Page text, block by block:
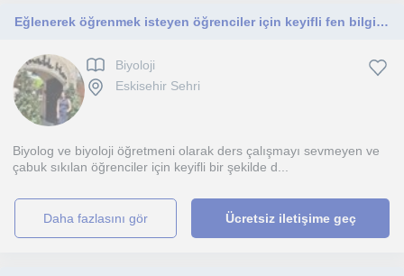
Eğlenerek öğrenmek isteyen öğrenciler için keyifli fen bilgisi ve biyoloji dersleri verilir.
Biyoloji
Eskisehir Sehri
Biyolog ve biyoloji öğretmeni olarak ders çalışmayı sevmeyen ve
çabuk sıkılan öğrenciler için keyifli bir şekilde d...
daha fazlasını gör Ücretsiz iletişime geç